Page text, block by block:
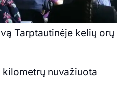
Tarptautinėje kelių orų
nuvažiuota